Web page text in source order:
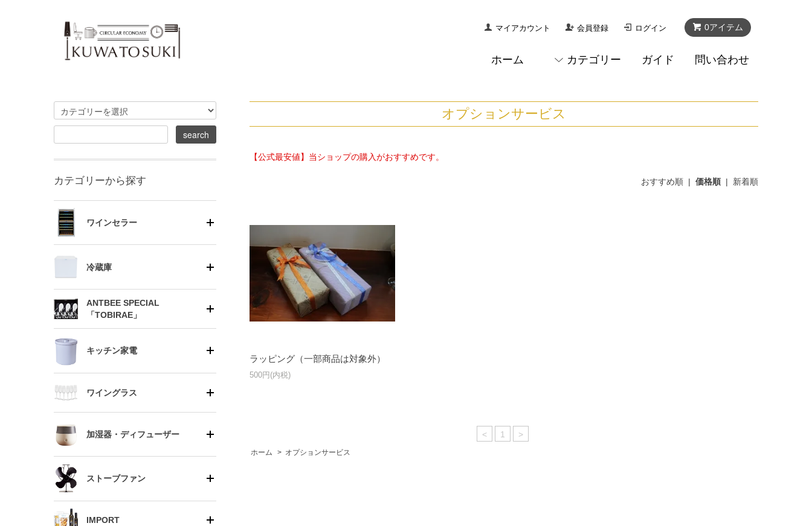
0アイテム
マイアカウント 会員登録 ログイン
ホーム カテゴリー ガイド 問い合わせ
オプションサービス
【公式最安値】当ショップの購入がおすすめです。
おすすめ順 | 価格順 | 新着順
ラッピング（一部商品は対象外）
500円(内税)
< 1 >
ホーム > オプションサービス
カテゴリーから探す
ワインセラー
冷蔵庫
ANTBEE SPECIAL
「TOBIRAE」
キッチン家電
ワイングラス
加湿器・ディフューザー
ストーブファン
IMPORT